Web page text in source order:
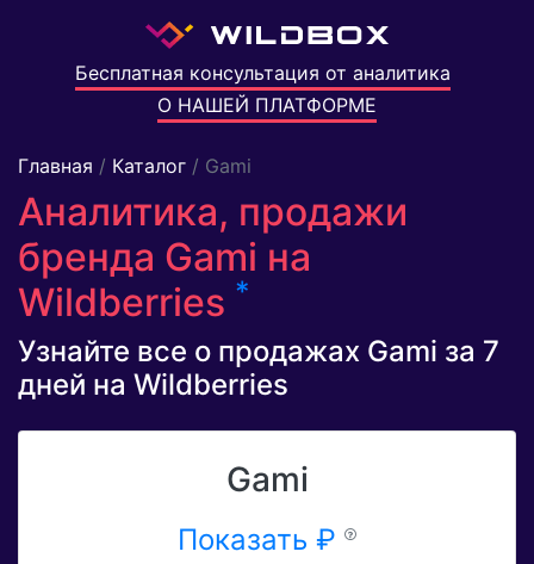
Бесплатная консультация от аналитика
О НАШЕЙ ПЛАТФОРМЕ
Главная / Каталог / Gami
Аналитика, продажи
бренда Gami на
Wildberries *
Узнайте все о продажах Gami за 7
дней на Wildberries
Gami
Показать ₽